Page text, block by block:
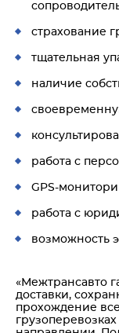
страхование
тщательная
наличие
работа с
GPS-
работа с
возможность
«Межтрансавто
доставки,
прохождение